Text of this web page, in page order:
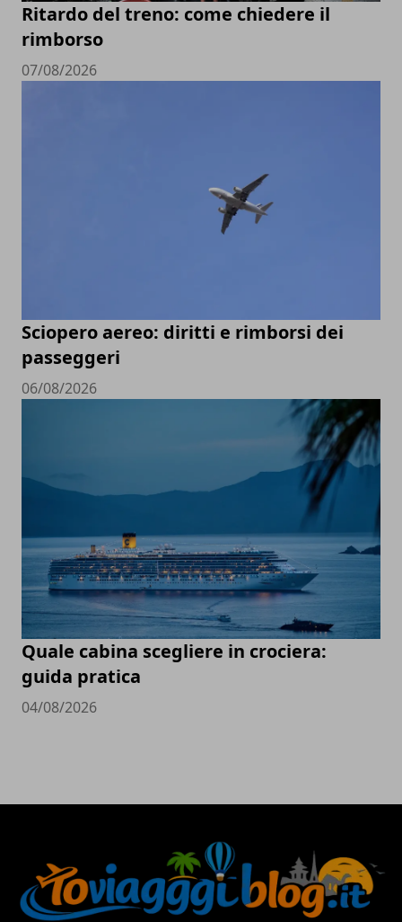
Ritardo del treno: come chiedere il
rimborso
07/08/2026
Sciopero aereo: diritti e rimborsi dei
passeggeri
06/08/2026
Quale cabina scegliere in crociera:
guida pratica
04/08/2026